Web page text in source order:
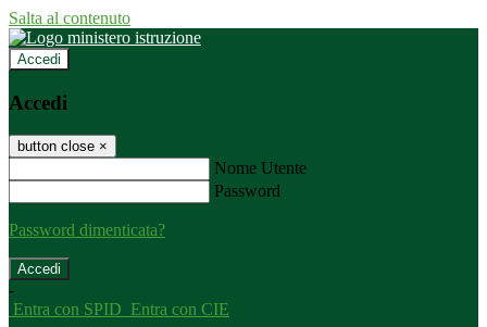
Salta al contenuto
Accedi
Accedi
button close ×
Nome Utente
Password
Password dimenticata?
-
Entra con SPID Entra con CIE